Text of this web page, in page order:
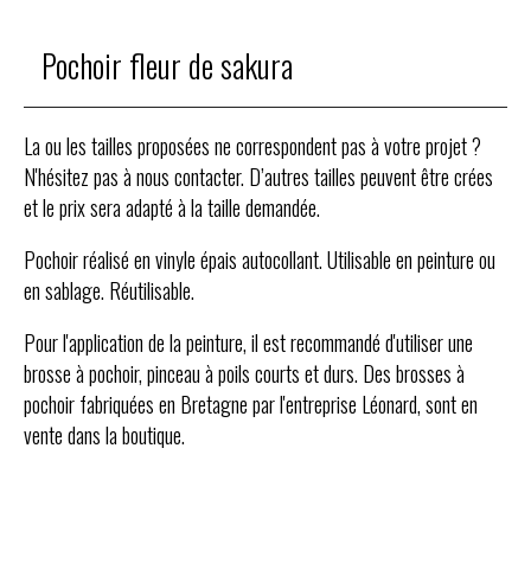
Pochoir fleur de sakura
La ou les tailles proposées ne correspondent pas à votre projet ?
N'hésitez pas à nous contacter. D’autres tailles peuvent être crées
et le prix sera adapté à la taille demandée.
Pochoir réalisé en vinyle épais autocollant. Utilisable en peinture ou
en sablage. Réutilisable.
Pour l'application de la peinture, il est recommandé d'utiliser une
brosse à pochoir, pinceau à poils courts et durs. Des brosses à
pochoir fabriquées en Bretagne par l'entreprise Léonard, sont en
vente dans la boutique.